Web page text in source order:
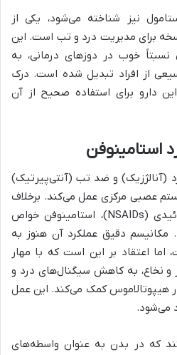
نیز شناخته می‌شود، یکی از
برای مدیریت درد و تب است. این
نسبتاً خوب در دوزهای درمانی، به
از افراد تبدیل شده است. درک
این دارو برای استفاده صحیح از آن
استامینوفن
(آنالژزیک) و ضد تب (آنتی‌پیرتیک)
عصبی مرکزی عمل می‌کند. برخلاف
داروهای ضدالتهاب غیراستروئیدی (NSAIDs)، استامینوفن خواص
مکانیسم دقیق عملکرد آن هنوز به
اعتقاد بر این است که با مهار
و نخاع، به کاهش سیگنال‌های درد و
هیپوتالاموس کمک می‌کند. این عمل
می‌شود.
که در بدن به عنوان واسطه‌های